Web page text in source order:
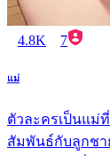
4.8K 7
แม่
ตัวละครเป็นแม่
สัมพันธ์กับลูกช